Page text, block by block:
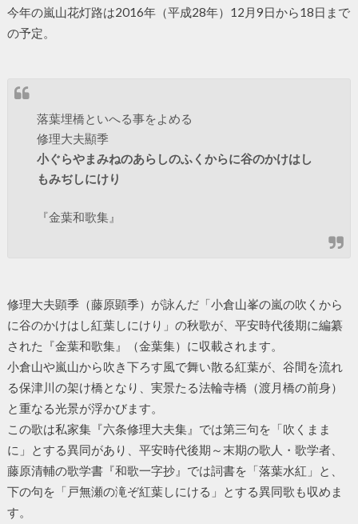
今年の嵐山花灯路は2016年（平成28年）12月9日から18日まで
の予定。
落葉埋橋といへる事をよめる
修理大夫顯季
小ぐらやまみねのあらしのふくからに谷のかけはし
もみぢしにけり
『金葉和歌集』
修理大夫顕季（藤原顕季）が詠んだ「小倉山峯の嵐の吹くから
に谷のかけはし紅葉しにけり」の秋歌が、平安時代後期に編纂
された『金葉和歌集』（金葉集）に収載されます。
小倉山や嵐山から吹き下ろす風で舞い散る紅葉が、谷間を流れ
る保津川の架け橋となり、実景たる法輪寺橋（渡月橋の前身）
と重なる光景が浮かびます。
この歌は私家集『六条修理大夫集』では第三句を「吹くまま
に」とする異同があり、平安時代後期～末期の歌人・歌学者、
藤原清輔の歌学書『和歌一字抄』では詞書を「落葉水紅」と、
下の句を「戸無瀬の滝ぞ紅葉しにける」とする異同歌も収めま
す。